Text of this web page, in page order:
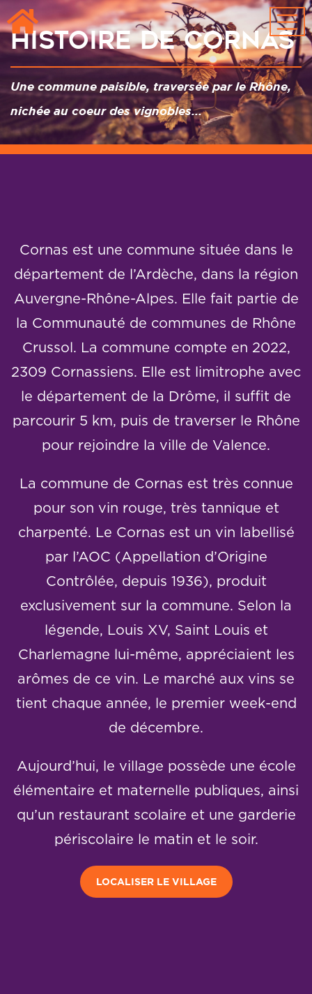
Passer au contenu principal
Histoire de Cornas
Une commune paisible, traversée par le Rhône,
nichée au coeur des vignobles...
Cornas est une commune située dans le
département de l’Ardèche, dans la région
Auvergne-Rhône-Alpes. Elle fait partie de
la Communauté de communes de Rhône
Crussol. La commune compte en 2022,
2309 Cornassiens. Elle est limitrophe avec
le département de la Drôme, il suffit de
parcourir 5 km, puis de traverser le Rhône
pour rejoindre la ville de Valence.
La commune de Cornas est très connue
pour son vin rouge, très tannique et
charpenté. Le Cornas est un vin labellisé
par l’AOC (Appellation d’Origine
Contrôlée, depuis 1936), produit
exclusivement sur la commune. Selon la
légende, Louis XV, Saint Louis et
Charlemagne lui-même, appréciaient les
arômes de ce vin. Le marché aux vins se
tient chaque année, le premier week-end
de décembre.
Aujourd’hui, le village possède une école
élémentaire et maternelle publiques, ainsi
qu’un restaurant scolaire et une garderie
périscolaire le matin et le soir.
LOCALISER LE VILLAGE